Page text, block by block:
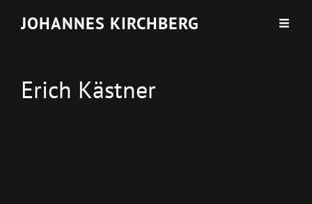
JOHANNES KIRCHBERG
Erich Kästner